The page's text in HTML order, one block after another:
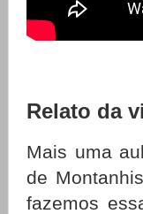
Relato da
Mais uma
de
fazemos